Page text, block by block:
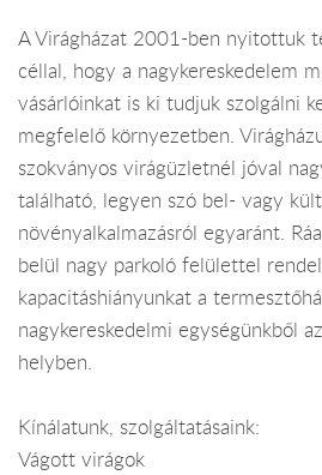
A Virágházat 2001-ben nyitottuk
céllal, hogy a nagykereskedelem
vásárlóinkat is ki tudjuk szolgálni
megfelelő környezetben.
szokványos virágüzletnél jóval
található, legyen szó bel- vagy
növényalkalmazásról egyaránt.
belül nagy parkoló felülettel
kapacitáshiányunkat a
nagykereskedelmi egységünkből
helyben.
Kínálatunk, szolgáltatásaink:
Vágott virágok